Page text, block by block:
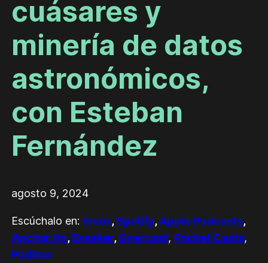
cuásares y
minería de datos
astronómicos,
con Esteban
Fernández
agosto 9, 2024
Escúchalo en: Ivoox,Spotify,Apple Podcasts,
Anchor.fm,Breaker,Overcast, Pocket Casts,
Podimo